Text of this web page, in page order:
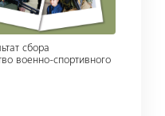
сбора
военно-спортивного